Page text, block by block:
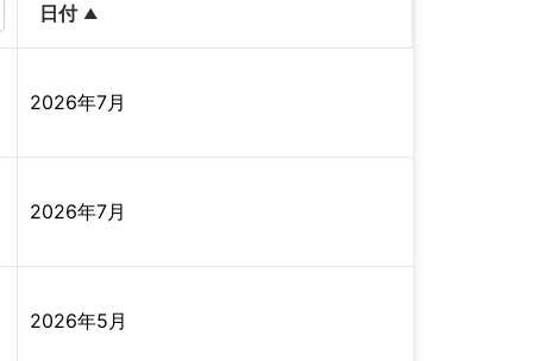
日付
2026年7月
2026年7月
2026年5月